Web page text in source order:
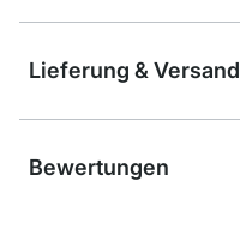
Lieferung & Versand
Bewertungen